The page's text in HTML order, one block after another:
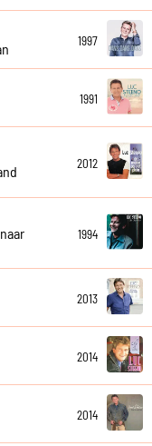
1997
1991
2012
1994
2013
2014
2014